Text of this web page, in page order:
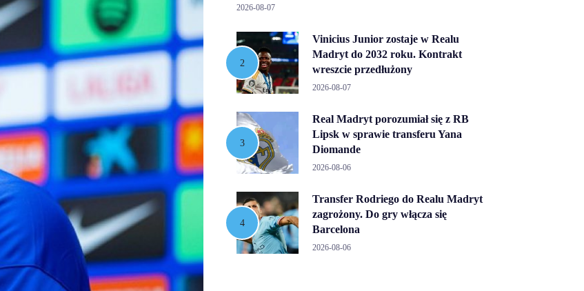
2026-08-07
Vinicius Junior zostaje w Realu
Madryt do 2032 roku. Kontrakt
wreszcie przedłużony
2026-08-07
Real Madryt porozumiał się z RB
Lipsk w sprawie transferu Yana
Diomande
2026-08-06
Transfer Rodriego do Realu Madryt
zagrożony. Do gry włącza się
Barcelona
2026-08-06